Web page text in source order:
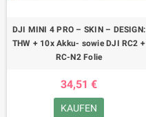
DJI MINI 4 PRO – SKIN – DESIGN:
THW + 10x Akku- sowie DJI RC2 +
RC-N2 Folie
34,51 €
KAUFEN